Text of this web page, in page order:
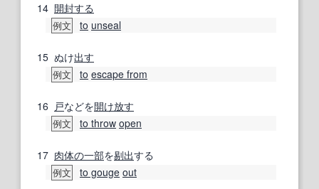
14 開封する
例文 to unseal
15 ぬけ出す
例文 to escape from
16 戸などを開け放す
例文 to throw open
17 肉体の一部を剔出する
例文 to gouge out